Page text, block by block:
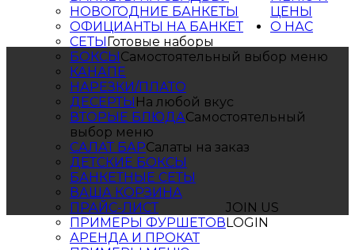
НОВОГОДНИЕ БАНКЕТЫ
ОФИЦИАНТЫ НА БАНКЕТ
СЕТЫГотовые наборы
БОКСЫСамостоятельный выбор меню
КАНАПЕ
НАРЕЗКИ/ПЛАТО
ДЕСЕРТЫ На любой вкус
ВТОРЫЕ БЛЮДАСамостоятельный
выбор меню
САЛАТ БАРСалаты на заказ
ДЕТСКИЕ БОКСЫ
БАНКЕТНЫЕ СЕТЫ
ВАША КОРЗИНА
ЦЕНЫ
ПРАЙС-ЛИСТ
ПРИМЕРЫ ФУРШЕТОВ
АРЕНДА И ПРОКАТ
О НАС
JOIN US
LOGIN